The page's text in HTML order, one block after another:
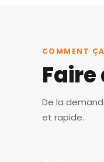
COMMENT
Faire
De la
et rapide.